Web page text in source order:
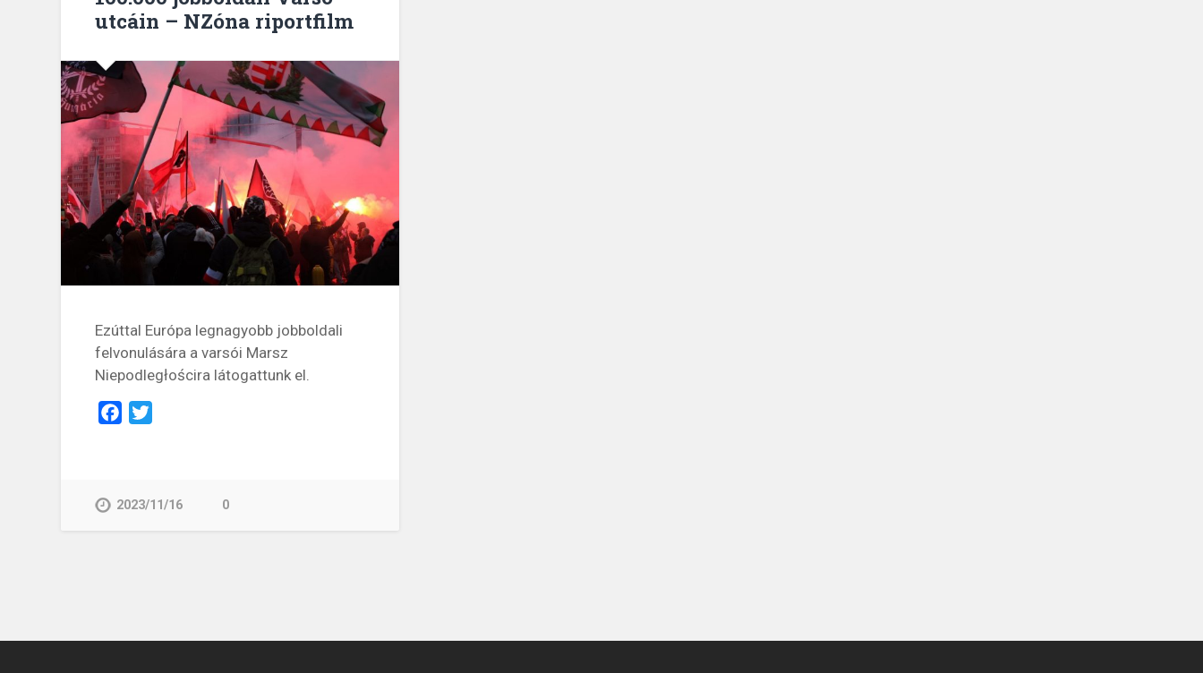
utcáin – NZóna riportfilm
Ezúttal Európa legnagyobb jobboldali
felvonulására a varsói Marsz
Niepodległościra látogattunk el.
Facebook
2023/11/16 0